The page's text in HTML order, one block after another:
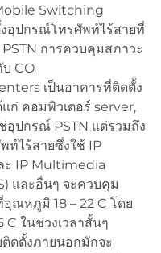
Switching
อุปกรณ์โทรศัพท์ไร้สายที่
การควบคุมสภาวะ
CO
เป็นอาคารที่ติดตั้ง
ก่ คอมพิวเตอร์ server,
อุปกรณ์ PSTN แต่รวมถึง
ท์ไร้สายซึ่งใช้ IP
IP Multimedia
และอื่นๆ จะควบคุม
ณหภูมิ 18 – 22 C โดย
C ในช่วงเวลาสั้นๆ
ติดตั้งภายนอกมักจะ